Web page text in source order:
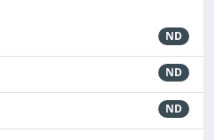
ND
ND
ND